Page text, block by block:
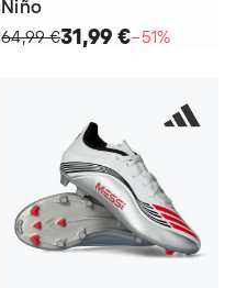
Niño
64,99 €31,99 €−51%